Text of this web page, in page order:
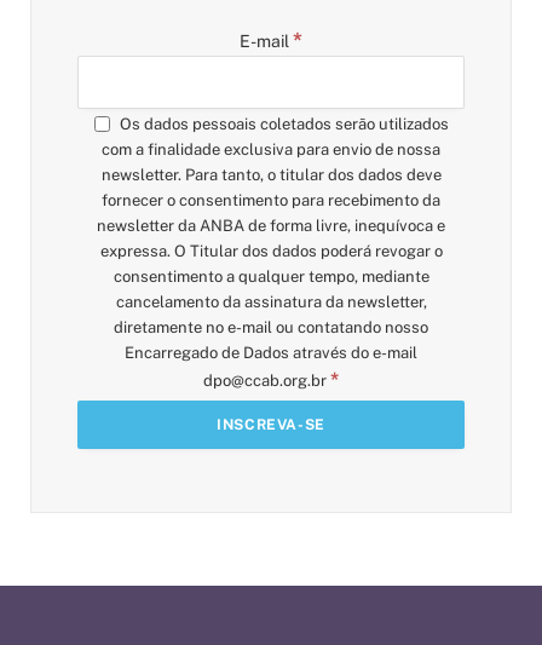
E-mail *
Os dados pessoais coletados serão utilizados
com a finalidade exclusiva para envio de nossa
newsletter. Para tanto, o titular dos dados deve
fornecer o consentimento para recebimento da
newsletter da ANBA de forma livre, inequívoca e
expressa. O Titular dos dados poderá revogar o
consentimento a qualquer tempo, mediante
cancelamento da assinatura da newsletter,
diretamente no e-mail ou contatando nosso
Encarregado de Dados através do e-mail
dpo@ccab.org.br *